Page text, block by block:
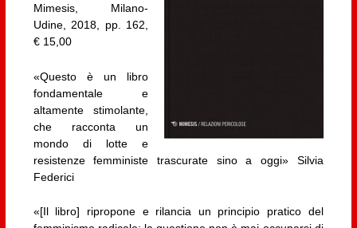
Mimesis, Milano-
Udine, 2018, pp. 162,
€ 15,00
«Questo è un libro
fondamentale e
altamente stimolante,
che racconta un
mondo di lotte e
resistenze femministe trascurate sino a oggi» Silvia
Federici
«[Il libro] ripropone e rilancia un principio pratico del